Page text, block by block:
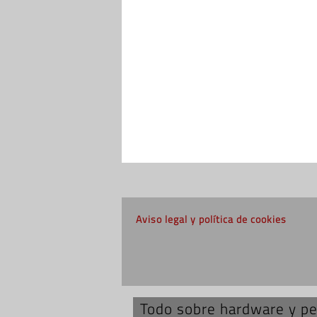
Aviso legal y política de cookies
Todo sobre hardware y